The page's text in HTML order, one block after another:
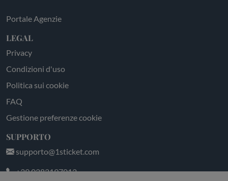
Portale Agenzie
LEGAL
Privacy
Condizioni d'uso
Politica sui cookie
FAQ
Gestione preferenze cookie
SUPPORTO
supporto@1sticket.com
+39 0282197012